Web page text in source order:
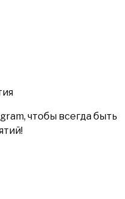
чтобы всегда быть